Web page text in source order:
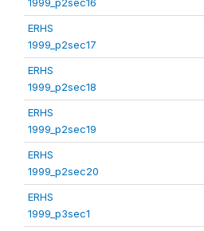
ERHS
1999_p2sec17
ERHS
1999_p2sec18
ERHS
1999_p2sec19
ERHS
1999_p2sec20
ERHS
1999_p3sec1